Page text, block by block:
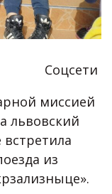
Соцсети
миссией
львовский
из